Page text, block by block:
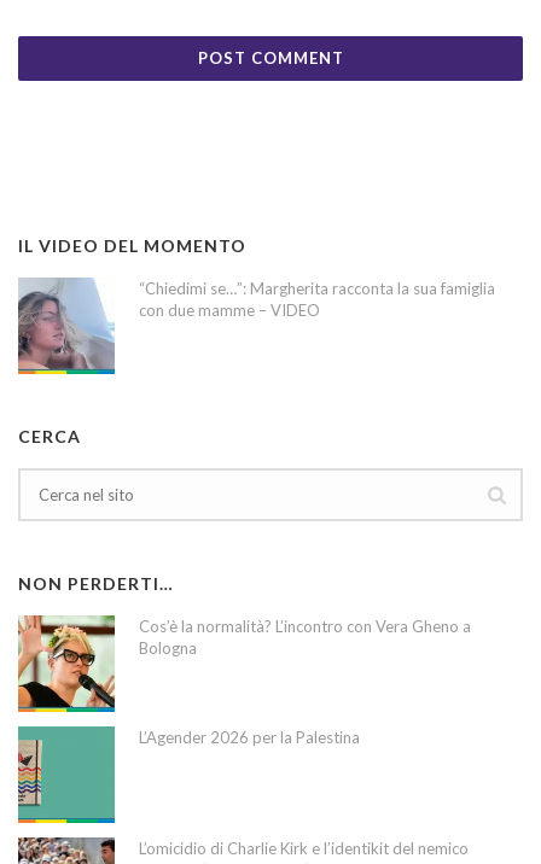
IL VIDEO DEL MOMENTO
“Chiedimi se…”: Margherita racconta la sua famiglia
con due mamme – VIDEO
CERCA
NON PERDERTI…
Cos’è la normalità? L’incontro con Vera Gheno a
Bologna
L’Agender 2026 per la Palestina
L’omicidio di Charlie Kirk e l’identikit del nemico